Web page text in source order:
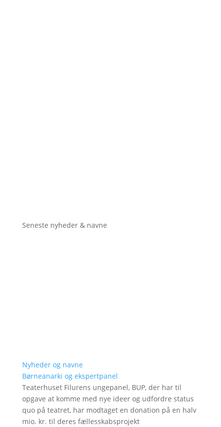
Seneste nyheder & navne
Nyheder og navne
Børneanarki og ekspertpanel
Teaterhuset Filurens ungepanel, BUP, der har til
opgave at komme med nye ideer og udfordre status
quo på teatret, har modtaget en donation på en halv
mio. kr. til deres fællesskabsprojekt